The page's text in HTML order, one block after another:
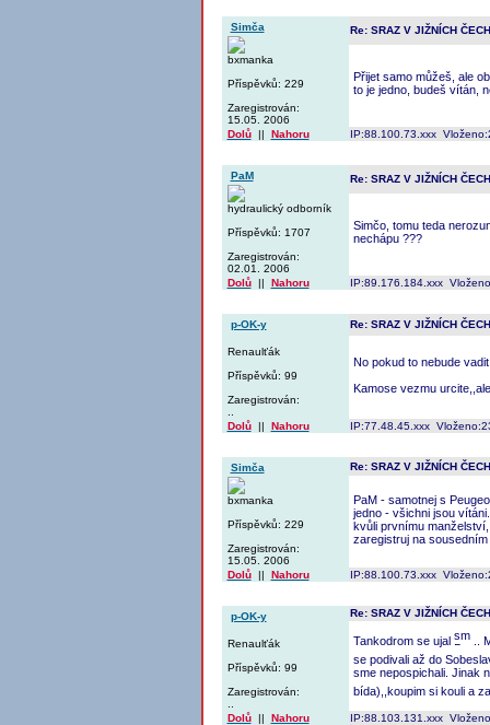
Simča
bxmanka
Příspěvků: 229
Zaregistrován:
15.05. 2006
Re: SRAZ V JIŽNÍCH
Přijet samo můžeš, ale
to je jedno, budeš vítán,
Dolů|| Nahoru IP:88.100.73.xxx
PaM
hydraulický odborník
Příspěvků: 1707
Zaregistrován:
02.01. 2006
Re: SRAZ V JIŽNÍCH
Simčo, tomu teda
nechápu ???
Dolů|| Nahoru IP:89.176.184.xxx
p-OK-y
Renaulťák
Příspěvků: 99
Zaregistrován:
Re: SRAZ V JIŽNÍCH
No pokud to nebude
Kamose vezmu
Dolů|| Nahoru IP:77.48.45.xxx
Simča
bxmanka
Příspěvků: 229
Zaregistrován:
15.05. 2006
Re: SRAZ V JIŽNÍCH
PaM - samotnej s
jedno - všichni jsou
kvůli prvnímu
zaregistruj na
Dolů|| Nahoru IP:88.100.73.xxx
p-OK-y
Renaulťák
Příspěvků: 99
Zaregistrován:
Re: SRAZ V JIŽNÍCH
Tankodrom se ujal
..
se podivali až do
sme nepospichali. Jinak
bída),,koupim si kouli a
Dolů|| Nahoru IP:88.103.131.xxx